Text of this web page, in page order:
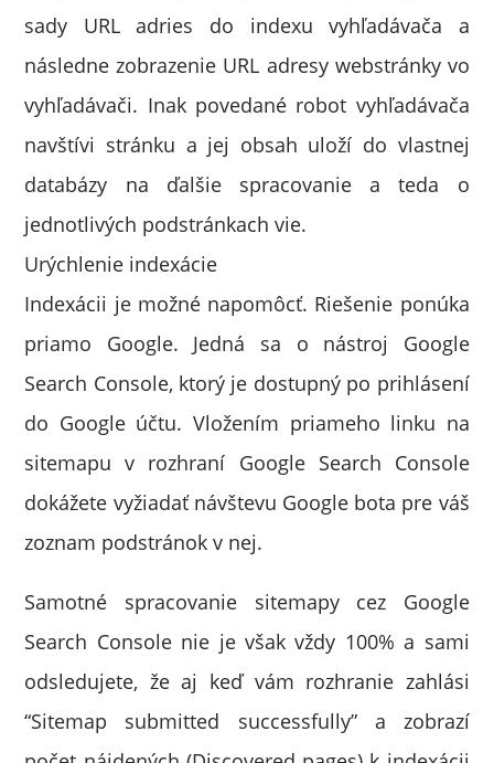
sady URL adries do indexu vyhľadávača a
následne zobrazenie URL adresy webstránky vo
vyhľadávači. Inak povedané robot vyhľadávača
navštívi stránku a jej obsah uloží do vlastnej
databázy na ďalšie spracovanie a teda o
jednotlivých podstránkach vie.
Urýchlenie indexácie
Indexácii je možné napomôcť. Riešenie ponúka
priamo Google. Jedná sa o nástroj Google
Search Console, ktorý je dostupný po prihlásení
do Google účtu. Vložením priameho linku na
sitemapu v rozhraní Google Search Console
dokážete vyžiadať návštevu Google bota pre váš
zoznam podstránok v nej.
Samotné spracovanie sitemapy cez Google
Search Console nie je však vždy 100% a sami
odsledujete, že aj keď vám rozhranie zahlási
“Sitemap submitted successfully” a zobrazí